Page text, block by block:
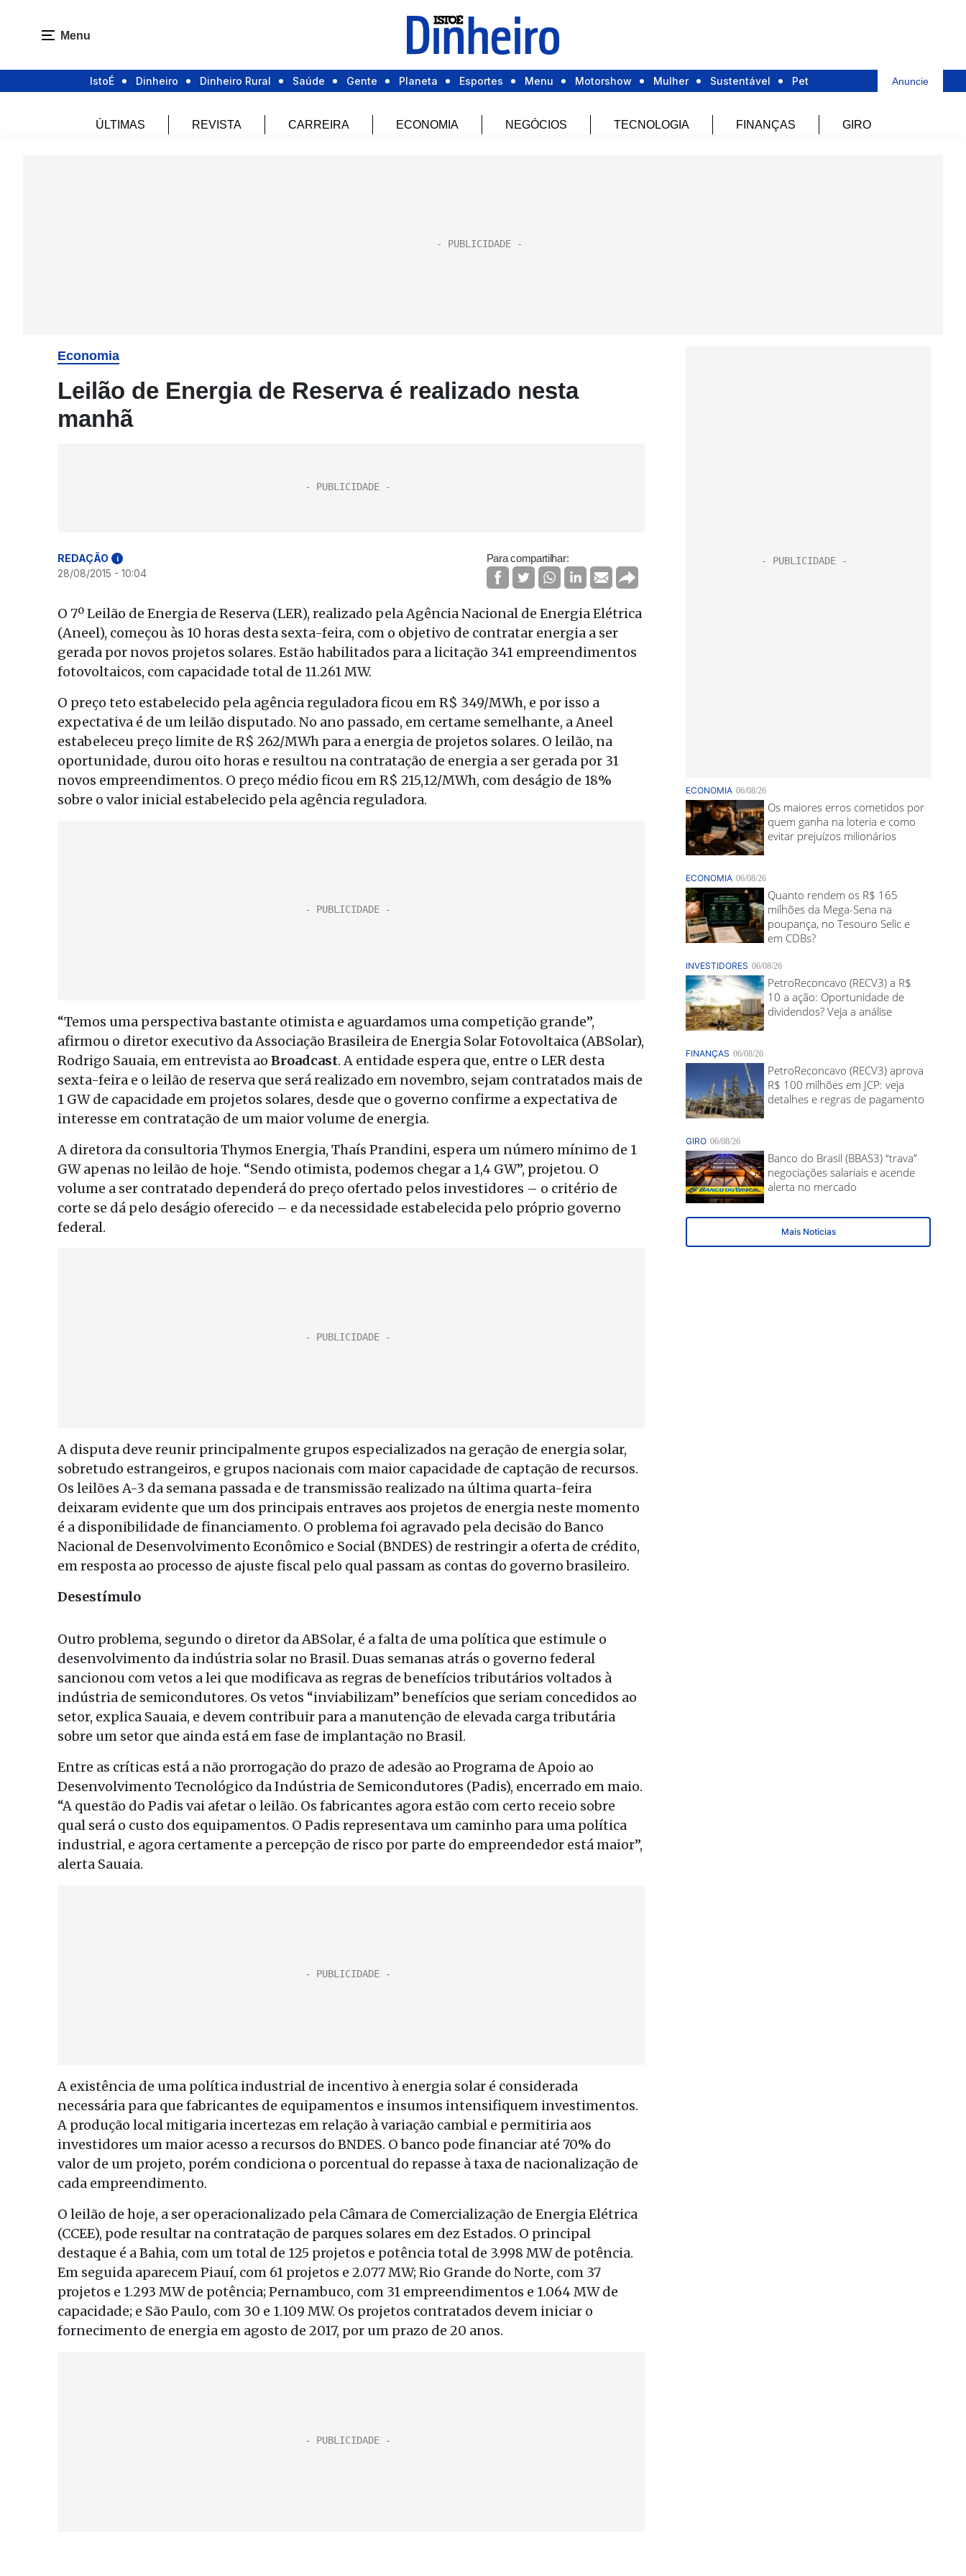
Menu
IstoÉ Dinheiro Dinheiro Rural Saúde Gente Planeta Esportes Menu Motorshow Mulher Sustentável Pet Anuncie
ÚLTIMAS REVISTA CARREIRA ECONOMIA NEGÓCIOS TECNOLOGIA FINANÇAS GIRO
Economia
Leilão de Energia de Reserva é realizado nesta
manhã
REDAÇÃO i
28/08/2015 - 10:04
Para compartilhar:
O 7º Leilão de Energia de Reserva (LER), realizado pela Agência Nacional de Energia Elétrica
(Aneel), começou às 10 horas desta sexta-feira, com o objetivo de contratar energia a ser
gerada por novos projetos solares. Estão habilitados para a licitação 341 empreendimentos
fotovoltaicos, com capacidade total de 11.261 MW.
O preço teto estabelecido pela agência reguladora ficou em R$ 349/MWh, e por isso a
expectativa é de um leilão disputado. No ano passado, em certame semelhante, a Aneel
estabeleceu preço limite de R$ 262/MWh para a energia de projetos solares. O leilão, na
oportunidade, durou oito horas e resultou na contratação de energia a ser gerada por 31
novos empreendimentos. O preço médio ficou em R$ 215,12/MWh, com deságio de 18%
sobre o valor inicial estabelecido pela agência reguladora.
“Temos uma perspectiva bastante otimista e aguardamos uma competição grande”,
afirmou o diretor executivo da Associação Brasileira de Energia Solar Fotovoltaica (ABSolar),
Rodrigo Sauaia, em entrevista ao Broadcast. A entidade espera que, entre o LER desta
sexta-feira e o leilão de reserva que será realizado em novembro, sejam contratados mais de
1 GW de capacidade em projetos solares, desde que o governo confirme a expectativa de
interesse em contratação de um maior volume de energia.
A diretora da consultoria Thymos Energia, Thaís Prandini, espera um número mínimo de 1
GW apenas no leilão de hoje. “Sendo otimista, podemos chegar a 1,4 GW”, projetou. O
volume a ser contratado dependerá do preço ofertado pelos investidores – o critério de
corte se dá pelo deságio oferecido – e da necessidade estabelecida pelo próprio governo
federal.
A disputa deve reunir principalmente grupos especializados na geração de energia solar,
sobretudo estrangeiros, e grupos nacionais com maior capacidade de captação de recursos.
Os leilões A-3 da semana passada e de transmissão realizado na última quarta-feira
deixaram evidente que um dos principais entraves aos projetos de energia neste momento
é a disponibilidade de financiamento. O problema foi agravado pela decisão do Banco
Nacional de Desenvolvimento Econômico e Social (BNDES) de restringir a oferta de crédito,
em resposta ao processo de ajuste fiscal pelo qual passam as contas do governo brasileiro.
Desestímulo
Outro problema, segundo o diretor da ABSolar, é a falta de uma política que estimule o
desenvolvimento da indústria solar no Brasil. Duas semanas atrás o governo federal
sancionou com vetos a lei que modificava as regras de benefícios tributários voltados à
indústria de semicondutores. Os vetos “inviabilizam” benefícios que seriam concedidos ao
setor, explica Sauaia, e devem contribuir para a manutenção de elevada carga tributária
sobre um setor que ainda está em fase de implantação no Brasil.
Entre as críticas está a não prorrogação do prazo de adesão ao Programa de Apoio ao
Desenvolvimento Tecnológico da Indústria de Semicondutores (Padis), encerrado em maio.
“A questão do Padis vai afetar o leilão. Os fabricantes agora estão com certo receio sobre
qual será o custo dos equipamentos. O Padis representava um caminho para uma política
industrial, e agora certamente a percepção de risco por parte do empreendedor está maior”,
alerta Sauaia.
A existência de uma política industrial de incentivo à energia solar é considerada
necessária para que fabricantes de equipamentos e insumos intensifiquem investimentos.
A produção local mitigaria incertezas em relação à variação cambial e permitiria aos
investidores um maior acesso a recursos do BNDES. O banco pode financiar até 70% do
valor de um projeto, porém condiciona o porcentual do repasse à taxa de nacionalização de
cada empreendimento.
O leilão de hoje, a ser operacionalizado pela Câmara de Comercialização de Energia Elétrica
(CCEE), pode resultar na contratação de parques solares em dez Estados. O principal
destaque é a Bahia, com um total de 125 projetos e potência total de 3.998 MW de potência.
Em seguida aparecem Piauí, com 61 projetos e 2.077 MW; Rio Grande do Norte, com 37
projetos e 1.293 MW de potência; Pernambuco, com 31 empreendimentos e 1.064 MW de
capacidade; e São Paulo, com 30 e 1.109 MW. Os projetos contratados devem iniciar o
fornecimento de energia em agosto de 2017, por um prazo de 20 anos.